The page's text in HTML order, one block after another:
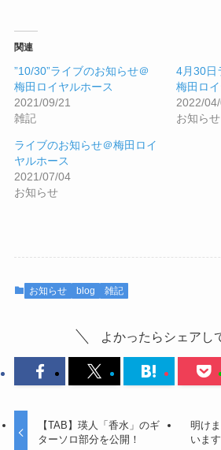
関連
”10/30”ライブのお知らせ＠
梅田ロイヤルホース
2021/09/21
雑記
4月30日
梅田ロ
2022/
お知らせ
ライブのお知らせ＠梅田ロイ
ヤルホース
2021/07/04
お知らせ
お知らせ blog 雑記
よかったらシェアし
【TAB】瑛人「香水」のギ
ターソロ部分を公開！
明け
います